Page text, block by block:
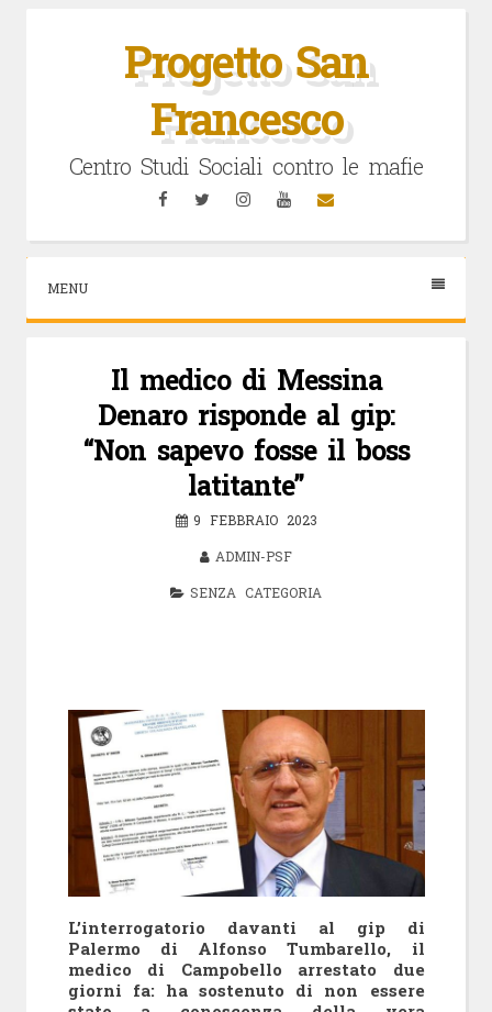
Progetto San
Francesco
Centro Studi Sociali contro le mafie
FacebookTwitterInstagramYouTubeEmail
MENU
Il medico di Messina
Denaro risponde al gip:
“Non sapevo fosse il boss
latitante”
9 FEBBRAIO 2023
ADMIN-PSF
SENZA CATEGORIA
L’interrogatorio davanti al gip di
Palermo di Alfonso Tumbarello, il
medico di Campobello arrestato due
giorni fa: ha sostenuto di non essere